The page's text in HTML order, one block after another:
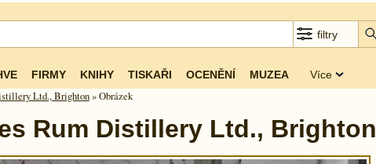
filtry
FIRMY KNIHY TISKAŘI OCENĚNÍ MUZEA Více
Ltd., Brighton» Obrázek
Rum Distillery Ltd., Brighton